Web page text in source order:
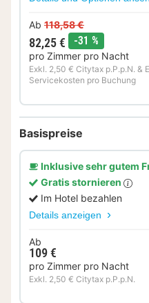
Ab 118,58 €
82,25 € -31 %
pro Zimmer pro Nacht
Exkl. 2,50 € Citytax p.P.p.N. &
Servicekosten pro Buchung
Basispreise
Inklusive sehr gutem
Gratis stornieren
Im Hotel bezahlen
Details anzeigen
Ab
109 €
pro Zimmer pro Nacht
Exkl. 2,50 € Citytax p.P.p.N.